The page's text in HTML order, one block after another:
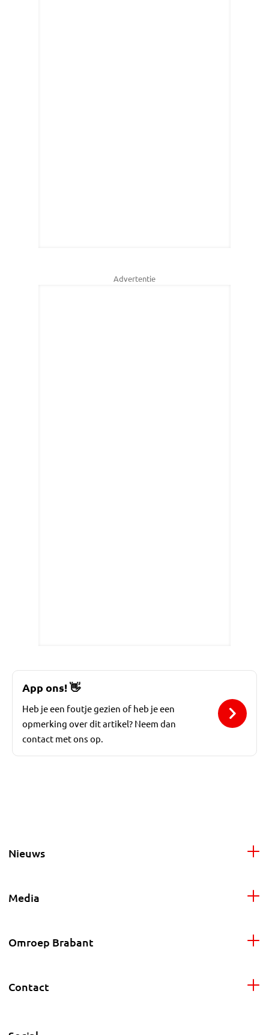
Advertentie
App ons!👋
Heb je een foutje gezien of heb je een
opmerking over dit artikel? Neem dan
contact met ons op.
Nieuws
Media
Omroep Brabant
Contact